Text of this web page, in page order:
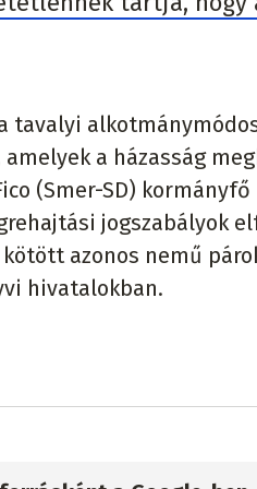
tavalyi
a házasság
(Smer-SD) kormányfő
jogszabályok
azonos nemű
hivatalokban.